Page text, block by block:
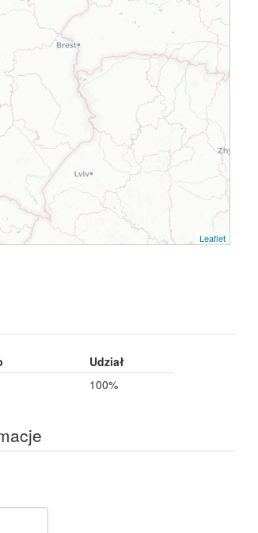
Leaflet
Udział
100%